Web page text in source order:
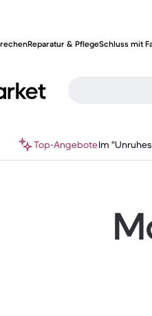
Reparatur & PflegeSchluss mit
Top-AngeboteIm